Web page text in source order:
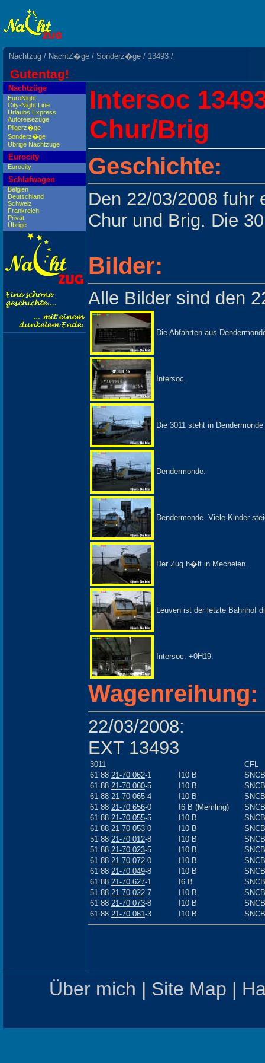
Nachtzug / NachtZ�ge / Sonderz�ge / 13493 /
Gutentag!
Nachtzüge
EuroNight
City-Night Line
Urlaubs Express
Autoreisezüge
Pilgerz�ge
Sonderz�ge
Übrige Nachtzüge
Eurocity
Eurocity
Schlafwagen
Belgien
Deutschland
Schweiz
Frankreich
Privat
Übrige
Intersoc
Chur/Brig
Geschichte:
Den 22/03/2008 fuhr
Chur und Brig. Die
Bilder:
Alle Bilder sind den
Die Abfahrten aus
Intersoc.
Die 3011 steht in
Dendermonde.
Dendermonde. Viele Kinder
Der Zug h�lt in Mechelen.
Leuven ist der letzte Bahnhof
Intersoc: +0H19.
Wagenreihung:
22/03/2008:
EXT 13493
3011
CFL
61 88 21-70 062-1 I10 B
SNCB
61 88 21-70 060-5 I10 B
SNCB
61 88 21-70 065-4 I10 B
SNCB
61 88 21-70 656-0 I6 B (Memling)
SNCB
61 88 21-70 055-5 I10 B
SNCB
61 88 21-70 053-0 I10 B
SNCB
51 88 21-70 012-8 I10 B
SNCB
51 88 21-70 023-5 I10 B
SNCB
61 88 21-70 072-0 I10 B
SNCB
61 88 21-70 049-8 I10 B
SNCB
61 88 21-70 627-1 I6 B
SNCB
51 88 21-70 022-7 I10 B
SNCB
61 88 21-70 073-8 I10 B
SNCB
61 88 21-70 061-3 I10 B SNCB
Über mich | Site Map |